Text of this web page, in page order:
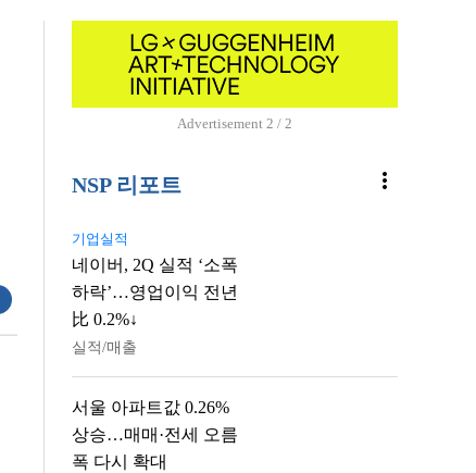
Advertisement 1 / 2
NSP 리포트 more_vert
기업실적
네이버, 2Q 실적 ‘소폭
하락’…영업이익 전년
比 0.2%↓
실적/매출
서울 아파트값 0.26%
상승…매매·전세 오름
폭 다시 확대